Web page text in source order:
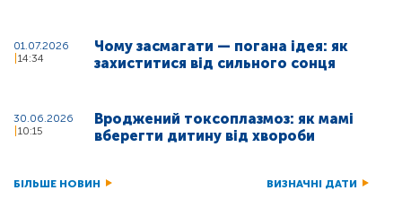
01.07.2026
14:34
Чому засмагати — погана ідея: як
захиститися від сильного сонця
30.06.2026
10:15
Вроджений токсоплазмоз: як мамі
вберегти дитину від хвороби
БІЛЬШЕ НОВИН ВИЗНАЧНІ ДАТИ